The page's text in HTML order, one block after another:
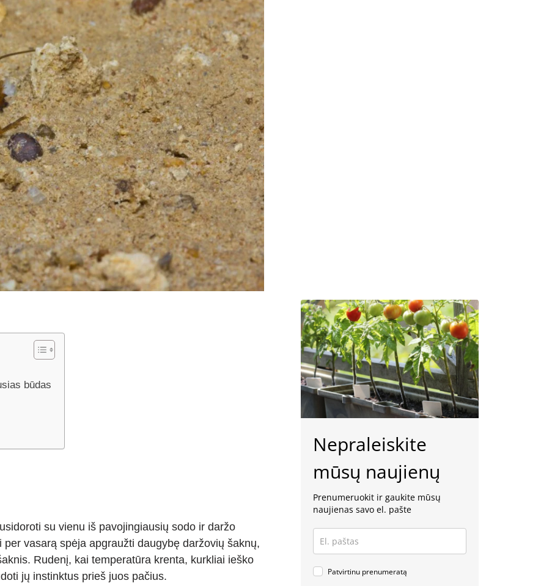
būdas
su vienu iš pavojingiausių sodo ir daržo
vasarą spėja apgraužti daugybę daržovių šaknų,
Rudenį, kai temperatūra krenta, kurkliai ieško
jų instinktus prieš juos pačius.
Nepraleiskite
mūsų naujienų
Prenumeruokit ir gaukite mūsų
naujienas savo el. pašte
Patvirtinu prenumeratą